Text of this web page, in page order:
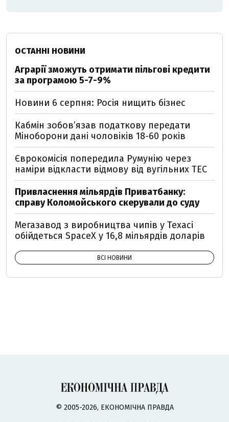
ОСТАННІ НОВИНИ
Аграрії зможуть отримати пільгові кредити
за програмою 5-7-9%
Новини 6 серпня: Росія нищить бізнес
Кабмін зобовʼязав податкову передати
Міноборони дані чоловіків 18-60 років
Єврокомісія попередила Румунію через
наміри відкласти відмову від вугільних ТЕС
Привласнення мільярдів Приватбанку:
справу Коломойського скерували до суду
Мегазавод з виробництва чипів у Техасі
обійдеться SpaceX у 16,8 мільярдів доларів
ВСІ НОВИНИ
© 2005-2026, ЕКОНОМІЧНА ПРАВДА